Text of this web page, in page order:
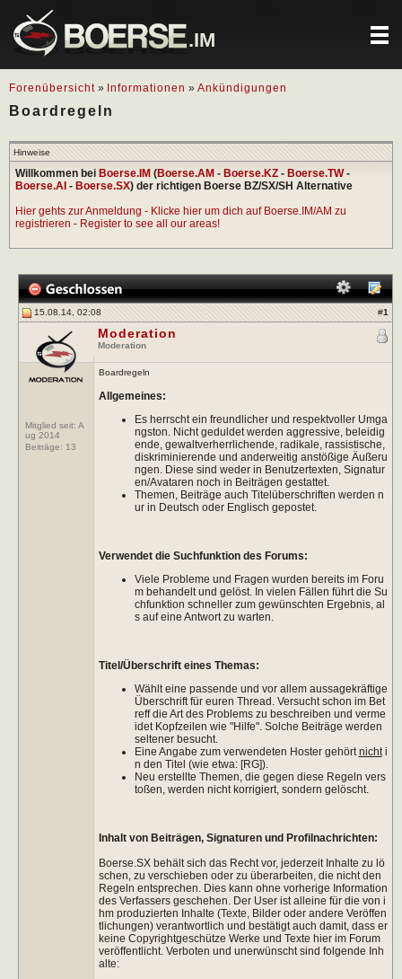
.IM
Forenübersicht » Informationen » Ankündigungen
Boardregeln
Hinweise
Willkommen bei Boerse.IM (Boerse.AM - Boerse.KZ - Boerse.TW-
Boerse.AI - Boerse.SX) der richtigen Boerse BZ/SX/SH Alternative
Hier gehts zur Anmeldung - Klicke hier um dich auf Boerse.IM/AM zu
registrieren - Register to see all our areas!
15.08.14, 02:08 #1
Mitglied seit: A
ug 2014
Beiträge: 13
Moderation
Moderation
Boardregeln
Allgemeines:
Es herrscht ein freundlicher und respektvoller Umga
ngston. Nicht geduldet werden aggressive, beleidig
ende, gewaltverherrlichende, radikale, rassistische,
diskriminierende und anderweitig anstößige Äußeru
ngen. Diese sind weder in Benutzertexten, Signatur
en/Avataren noch in Beiträgen gestattet.
Themen, Beiträge auch Titelüberschriften werden n
ur in Deutsch oder Englisch gepostet.
Verwendet die Suchfunktion des Forums:
Viele Probleme und Fragen wurden bereits im Foru
m behandelt und gelöst. In vielen Fällen führt die Su
chfunktion schneller zum gewünschten Ergebnis, al
s auf eine Antwort zu warten.
Titel/Überschrift eines Themas:
Wählt eine passende und vor allem aussagekräftige
Überschrift für euren Thread. Versucht schon im Bet
reff die Art des Problems zu beschreiben und verme
idet Kopfzeilen wie "Hilfe". Solche Beiträge werden
seltener besucht.
Eine Angabe zum verwendeten Hoster gehört nichti
n den Titel (wie etwa: [RG]).
Neu erstellte Themen, die gegen diese Regeln vers
toßen, werden nicht korrigiert, sondern gelöscht.
Inhalt von Beiträgen, Signaturen und Profilnachrichten:
Boerse.SX behält sich das Recht vor, jederzeit Inhalte zu lö
schen, zu verschieben oder zu überarbeiten, die nicht den
Regeln entsprechen. Dies kann ohne vorherige Information
des Verfassers geschehen. Der User ist alleine für die von i
hm produzierten Inhalte (Texte, Bilder oder andere Veröffen
tlichungen) verantwortlich und bestätigt auch damit, dass er
keine Copyrightgeschütze Werke und Texte hier im Forum
veröffentlicht. Verboten und unerwünscht sind folgende Inh
alte: